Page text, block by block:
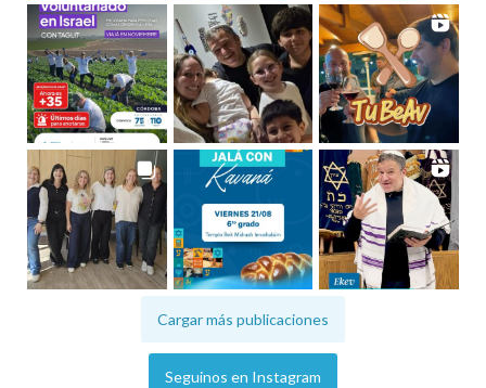
Cargar más publicaciones
Seguinos en Instagram